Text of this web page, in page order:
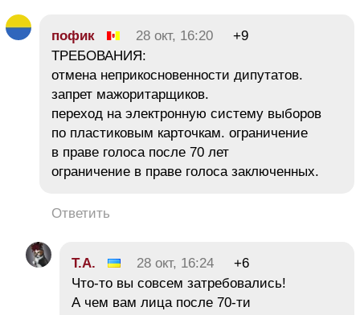
пофик 28 окт, 16:20
+9
ТРЕБОВАНИЯ:
отмена неприкосновенности дипутатов.
запрет мажоритарщиков.
переход на электронную систему выборов
по пластиковым карточкам. ограничение
в праве голоса после 70 лет
ограничение в праве голоса заключенных.
Ответить
Т.А. 28 окт, 16:24
+6
Что-то вы совсем затребовались!
А чем вам лица после 70-ти